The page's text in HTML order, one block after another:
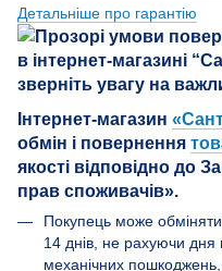
Детальніше про гарантію
Інтернет-магазин
обмін і повернення
якості відповідно до
прав споживачів».
Покупець може обміняти
14 днів, не рахуючи дня
механічних